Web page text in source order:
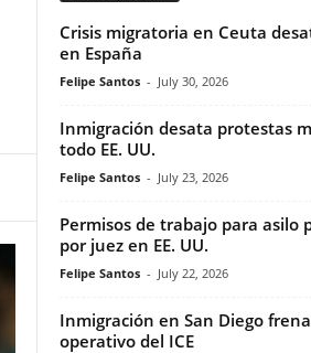
Crisis migratoria en Ceuta
en España
Felipe Santos - July 30, 2026
Inmigración desata protestas
todo EE. UU.
Felipe Santos - July 23, 2026
Permisos de trabajo para asilo
por juez en EE. UU.
Felipe Santos - July 22, 2026
Inmigración en San Diego
operativo del ICE